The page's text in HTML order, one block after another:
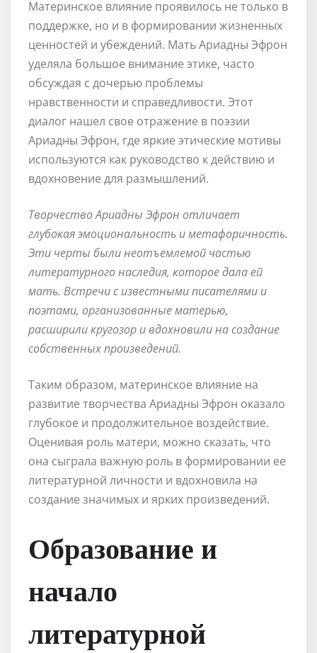
Материнское влияние проявилось не только в
поддержке, но и в формировании жизненных
ценностей и убеждений. Мать Ариадны Эфрон
уделяла большое внимание этике, часто
обсуждая с дочерью проблемы
нравственности и справедливости. Этот
диалог нашел свое отражение в поэзии
Ариадны Эфрон, где яркие этические мотивы
используются как руководство к действию и
вдохновение для размышлений.
Творчество Ариадны Эфрон отличает
глубокая эмоциональность и метафоричность.
Эти черты были неотъемлемой частью
литературного наследия, которое дала ей
мать. Встречи с известными писателями и
поэтами, организованные матерью,
расширили кругозор и вдохновили на создание
собственных произведений.
Таким образом, материнское влияние на
развитие творчества Ариадны Эфрон оказало
глубокое и продолжительное воздействие.
Оценивая роль матери, можно сказать, что
она сыграла важную роль в формировании ее
литературной личности и вдохновила на
создание значимых и ярких произведений.
Образование и
начало
литературной